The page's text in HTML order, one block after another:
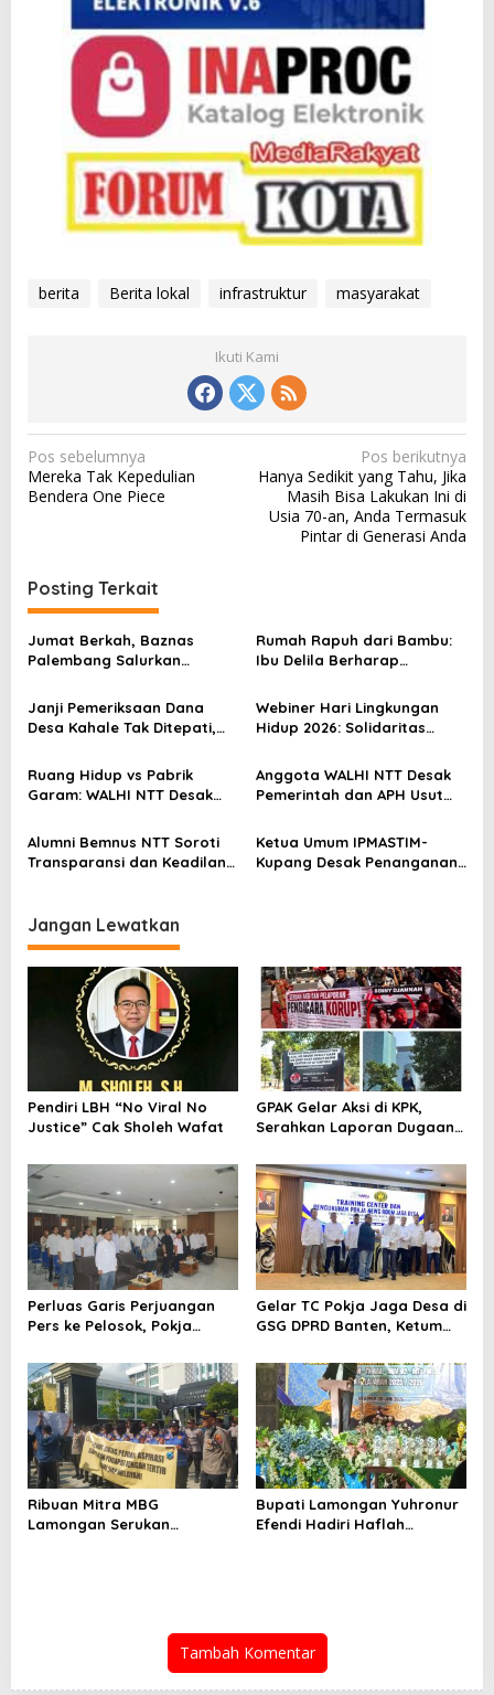
berita Berita lokal infrastruktur masyarakat
Ikuti Kami
N
a
g
a
s
i
p
o
s
Pos sebelumnya
Mereka Tak Kepedulian
Bendera One Piece
Pos berikutnya
Hanya Sedikit yang Tahu, Jika
Masih Bisa Lakukan Ini di
Usia 70-an, Anda Termasuk
Pintar di Generasi Anda
Posting Terkait
Jumat Berkah, Baznas
Palembang Salurkan
Kertapati
Rumah Rapuh dari Bambu:
Ibu Delila Berharap
Dinas Sosial
Janji Pemeriksaan Dana
Desa Kahale Tak Ditepati,
Keseriusan Kejati NTT
Webiner Hari Lingkungan
Hidup 2026: Solidaritas
Soroti Dampak Krisis Iklim
dan Ruang hidup di NTT
Ruang Hidup vs Pabrik
Garam: WALHI NTT Desak
Ndao Berubah Permanen
Anggota WALHI NTT Desak
Pemerintah dan APH Usut
Kayu Sonokeling Ilegal di
TTU
Alumni Bemnus NTT Soroti
Transparansi dan Keadilan
Unkriswina Sumba
Ketua Umum IPMASTIM-
Kupang Desak Penanganan
Jangan Lewatkan
Pendiri LBH “No Viral No
Justice” Cak Sholeh Wafat
GPAK Gelar Aksi di KPK,
Serahkan Laporan Dugaan
Perluas Garis Perjuangan
Pers ke Pelosok, Pokja
Kabupaten/Kota Resmi
Dilantik
Gelar TC Pokja Jaga Desa di
GSG DPRD Banten, Ketum
Diversifikasi Bisnis
Perusahaan Media
Ribuan Mitra MBG
Lamongan Serukan
Bupati Lamongan Yuhronur
Efendi Hadiri Haflah
Tambah Komentar